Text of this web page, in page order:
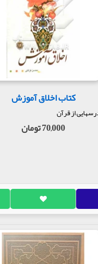
کتاب اخلاق آموزش
از قرآن
70,000 تومان